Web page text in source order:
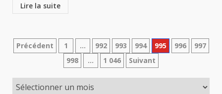
Lire la suite
Pagination
publications
Précédent 1 … 992 993 994 995 996
997
998
… 1 046 Suivant